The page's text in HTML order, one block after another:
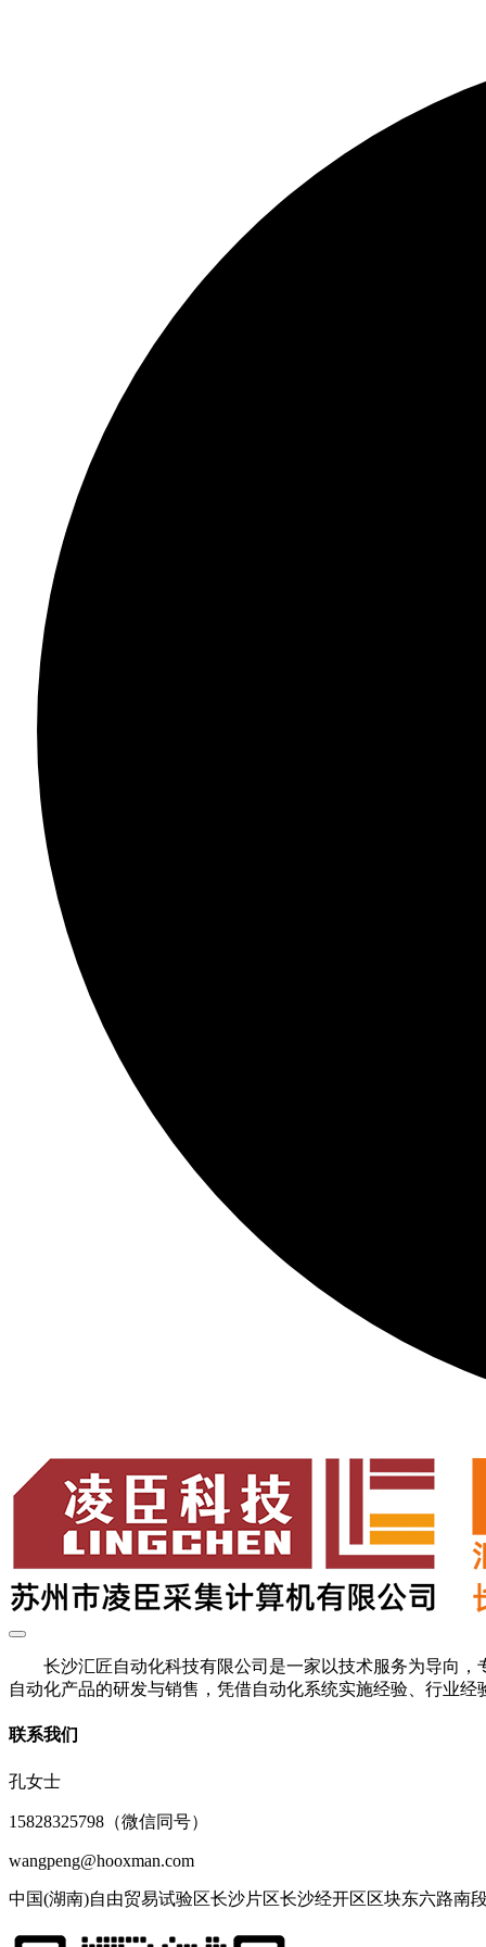
长沙汇匠自动化科技有限公司是一家以技术服务为导向，
自动化产品的研发与销售，凭借自动化系统实施经验、行业
联系我们
孔女士
15828325798（微信同号）
wangpeng@hooxman.com
中国(湖南)自由贸易试验区长沙片区长沙经开区区块东六路南